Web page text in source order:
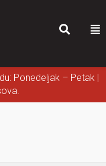
Ponedeljak – Petak |